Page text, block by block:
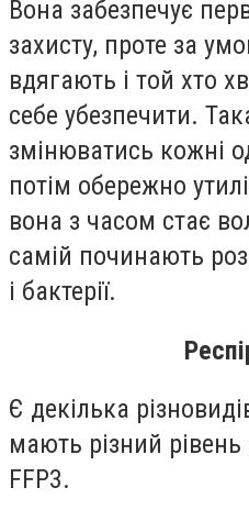
Вона забезпечує
захисту, проте за
вдягають і той хто
себе убезпечити.
змінюватись кожні
потім обережно
вона з часом стає
самій починають
і бактерії.
Є декілька
мають різний рівень
FFP3.